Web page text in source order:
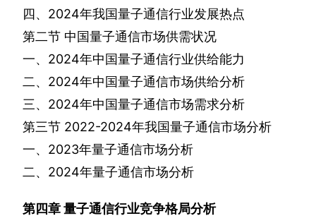
四、 2024年我国量子通信行业发展热点
第二节 中国量子通信市场供需状况
一、 2024年中国量子通信行业供给能力
二、 2024年中国量子通信市场供给分析
三、 2024年中国量子通信市场需求分析
第三节 2022-2024年我国量子通信市场分析
一、 2023年量子通信市场分析
二、 2024年量子通信市场分析
第四章量子通信行业竞争格局分析